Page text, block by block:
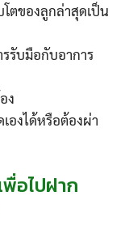
ตของลูกล่าสุดเป็น
รับมือกับอาการ
ง
องได้หรือต้องผ่า
อไปฝาก